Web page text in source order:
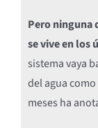
Pero ninguna
se vive en los
sistema vaya
del agua
meses ha